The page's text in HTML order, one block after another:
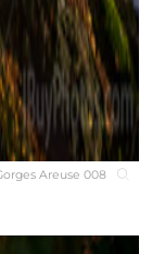
Areuse 008